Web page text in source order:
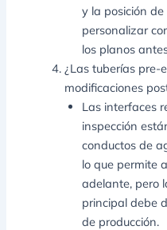
y la posición
personalizar
los planos
¿Las tuberías pre-
modificaciones
Las interfaces
inspección
conductos de
lo que permite
adelante, pero
principal debe
de producción.